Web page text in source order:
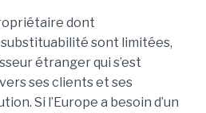
dont
sont limitées,
étranger qui s’est
ses clients et ses
Si l’Europe a besoin d’un